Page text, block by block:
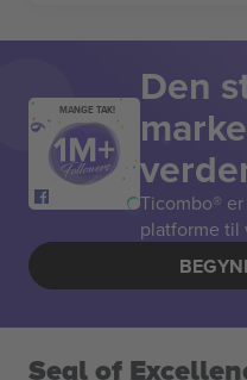
MANGE TAK! Den
Ticombo®
platforme til
Seal of